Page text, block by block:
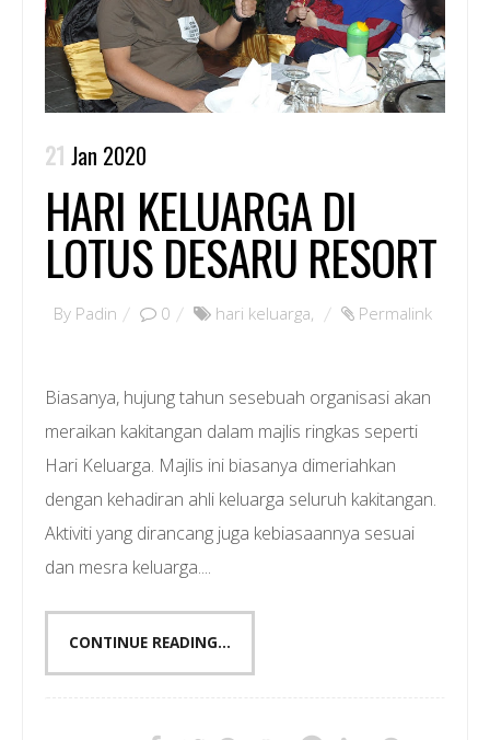
21 Jan 2020
HARI KELUARGA DI
LOTUS DESARU RESORT
By Padin 0 hari keluarga, Permalink
Biasanya, hujung tahun sesebuah organisasi akan
meraikan kakitangan dalam majlis ringkas seperti
Hari Keluarga. Majlis ini biasanya dimeriahkan
dengan kehadiran ahli keluarga seluruh kakitangan.
Aktiviti yang dirancang juga kebiasaannya sesuai
dan mesra keluarga....
CONTINUE READING...